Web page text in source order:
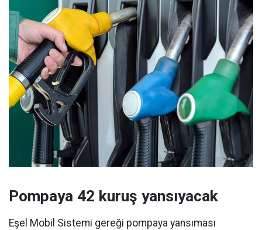
Pompaya 42 kuruş yansıyacak
Eşel Mobil Sistemi gereği pompaya yansıması